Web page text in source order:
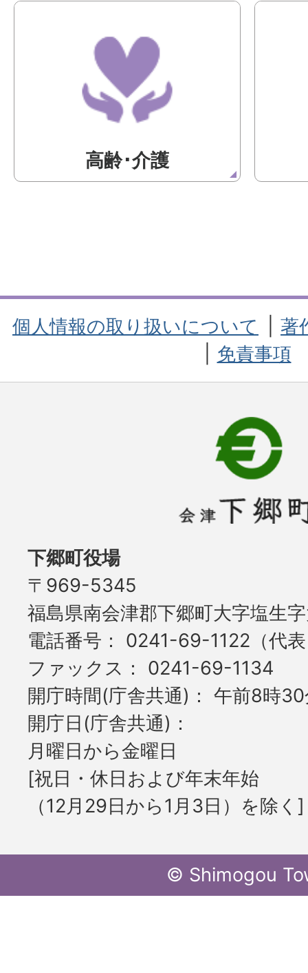
高齢･介護
個人情報の取り扱いについて
著
免責事項
下郷町役場
〒969-5345
福島県南会津郡下郷町大字塩生
電話番号
0241-69-1122（代
ファックス
0241-69-1134
開庁時間(庁舎共通)
午前8時
開庁日(庁舎共通)
月曜日から金曜日
[祝日・休日および年末年始
（12月29日から1月3日）を除く]
© Shimogou